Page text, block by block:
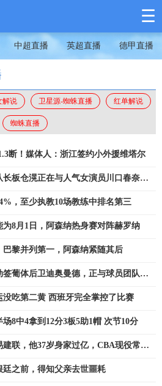
☰
中超直播 英超直播 德甲直播
解说 卫星源-蜘蛛直播 红单解说
蜘蛛直播
断！媒体人：浙江签约小外援维塔尔
板仓滉正在与人气女演员川口春奈交
，至少执教10场教练中排名第三
8月1日，阿森纳热身赛对阵赫罗纳
黎并列第一，阿森纳紧随其后
葡体后卫迪奥曼德，正与球员团队谈
吃第二黄 西班牙完全掌控了比赛
8中4拿到12分3板5助1帽 次节10分
联，他37岁身家过亿，CBA现役常青
之前，得知父亲去世噩耗